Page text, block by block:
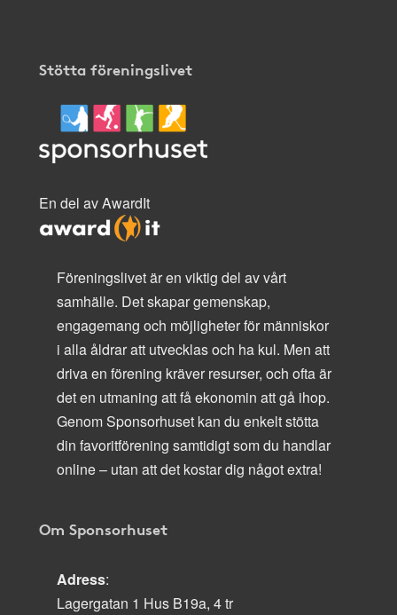
Stötta föreningslivet
En del av AwardIt
Föreningslivet är en viktig del av vårt
samhälle. Det skapar gemenskap,
engagemang och möjligheter för människor
i alla åldrar att utvecklas och ha kul. Men att
driva en förening kräver resurser, och ofta är
det en utmaning att få ekonomin att gå ihop.
Genom Sponsorhuset kan du enkelt stötta
din favoritförening samtidigt som du handlar
online – utan att det kostar dig något extra!
Om Sponsorhuset
Adress:
Lagergatan 1 Hus B19a, 4 tr